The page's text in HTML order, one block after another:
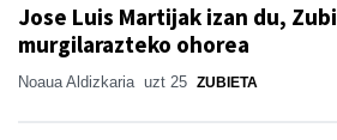
Jose Luis Martijak izan du,
murgilarazteko ohorea
Noaua Aldizkaria uzt 25 ZUBIETA